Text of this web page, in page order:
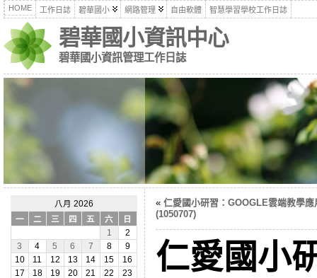
HOME 工作日誌 碧華國小 網路管理 自由軟體 智慧學習學校工作日誌
碧華國小資訊中心
碧華國小資訊管理工作日誌
八月 2026
一
二 三 四 五 六
日
1
2
3
4 5 6 7 8
9
10
11 12 13 14 15
16
17
18 19 20 21 22
23
« 仁愛國小研習：GOOGLE雲端教學應
(1050707)
仁愛國小